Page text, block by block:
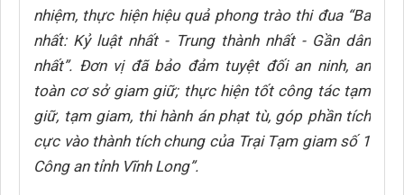
nhiệm, thực hiện hiệu quả phong trào thi đua “Ba
nhất: Kỷ luật nhất - Trung thành nhất - Gần dân
nhất”. Đơn vị đã bảo đảm tuyệt đối an ninh, an
toàn cơ sở giam giữ; thực hiện tốt công tác tạm
giữ, tạm giam, thi hành án phạt tù, góp phần tích
cực vào thành tích chung của Trại Tạm giam số 1
Công an tỉnh Vĩnh Long”.